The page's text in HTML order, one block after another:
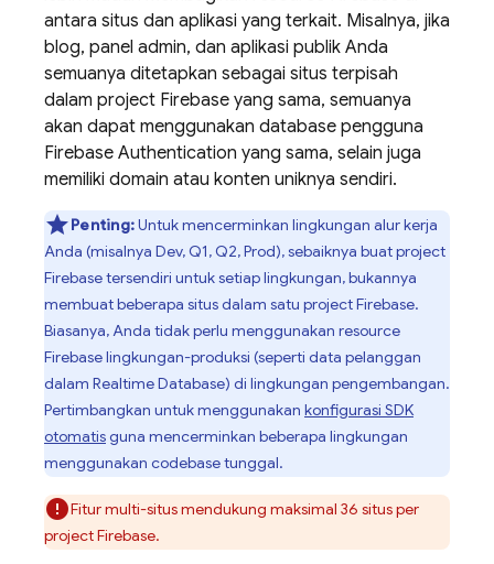
antara situs dan aplikasi yang terkait. Misalnya, jika
blog, panel admin, dan aplikasi publik Anda
semuanya ditetapkan sebagai situs terpisah
dalam project Firebase yang sama, semuanya
akan dapat menggunakan database pengguna
Firebase Authentication yang sama, selain juga
memiliki domain atau konten uniknya sendiri.
Penting:Untuk mencerminkan lingkungan alur kerja
Anda (misalnya Dev, Q1, Q2, Prod), sebaiknya buat project
Firebase tersendiri untuk setiap lingkungan, bukannya
membuat beberapa situs dalam satu project Firebase.
Biasanya, Anda tidak perlu menggunakan resource
Firebase lingkungan-produksi (seperti data pelanggan
dalam Realtime Database) di lingkungan pengembangan.
Pertimbangkan untuk menggunakan konfigurasi SDK
otomatisguna mencerminkan beberapa lingkungan
menggunakan codebase tunggal.
Fitur multi-situs mendukung maksimal 36 situs per
project Firebase.